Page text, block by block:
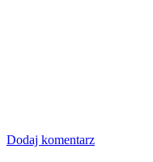
Dodaj komentarz